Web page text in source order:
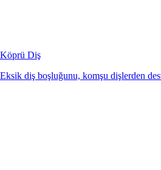
Köprü Diş
Eksik diş boşluğunu, komşu dişlerden